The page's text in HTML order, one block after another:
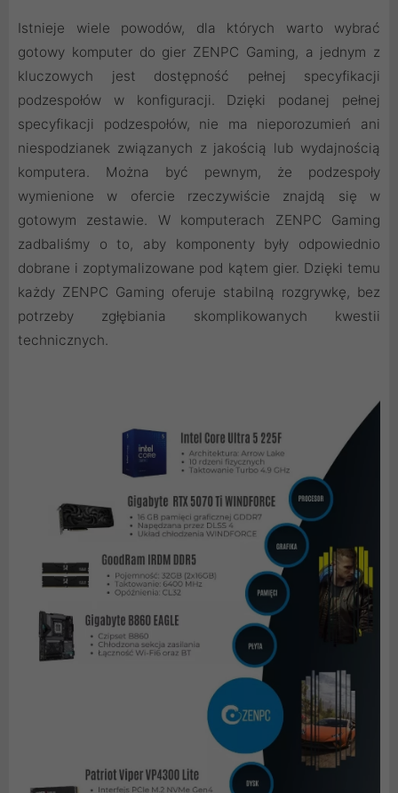
Istnieje wiele powodów, dla których warto wybrać
gotowy komputer do gier ZENPC Gaming, a jednym z
kluczowych jest dostępność pełnej specyfikacji
podzespołów w konfiguracji. Dzięki podanej pełnej
specyfikacji podzespołów, nie ma nieporozumień ani
niespodzianek związanych z jakością lub wydajnością
komputera. Można być pewnym, że podzespoły
wymienione w ofercie rzeczywiście znajdą się w
gotowym zestawie. W komputerach ZENPC Gaming
zadbaliśmy o to, aby komponenty były odpowiednio
dobrane i zoptymalizowane pod kątem gier. Dzięki temu
każdy ZENPC Gaming oferuje stabilną rozgrywkę, bez
potrzeby zgłębiania skomplikowanych kwestii
technicznych.